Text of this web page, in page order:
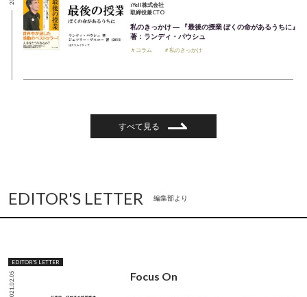
iYell株式会社
取締役兼CTO
私のきっかけ ― 『最後の授業 ぼくの命があるうちに』
著：ランディ・パウシュ
＃コラム ＃私のきっかけ
すべて見る
EDITOR'S LETTER 編集部より
2021.02.05
EDITOR'S LETTER
Focus On